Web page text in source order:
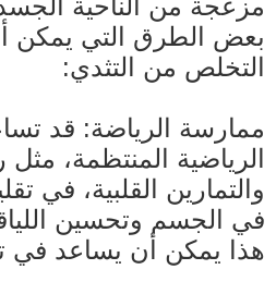
مزعجة من الناحية
بعض الطرق التي يمكن
التخلص من التثدي:
ممارسة الرياضة: قد
الرياضية المنتظمة، مثل
والتمارين القلبية، في
في الجسم وتحسين
هذا يمكن أن يساعد في